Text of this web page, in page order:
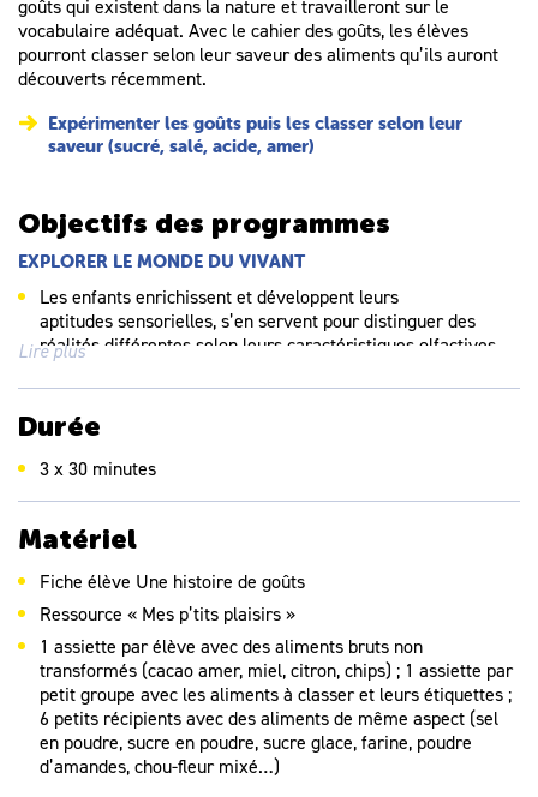
goûts qui existent dans la nature et travailleront sur le
vocabulaire adéquat. Avec le cahier des goûts, les élèves
pourront classer selon leur saveur des aliments qu’ils auront
découverts récemment.
Expérimenter les goûts puis les classer selon leur
saveur (sucré, salé, acide, amer)
Objectifs des programmes
EXPLORER LE MONDE DU VIVANT
Les enfants enrichissent et développent leurs
aptitudes sensorielles, s’en servent pour distinguer des
réalités différentes selon leurs caractéristiques olfactives,
gustatives, tactiles, auditives et visuelles. Chez les plus
grands, il s’agit de comparer, classer ou ordonner ces
réalités, les décrire grâce au langage, les catégoriser.
Lire plus
Durée
3 x 30 minutes
Matériel
Fiche élève Une histoire de goûts
Ressource « Mes p’tits plaisirs »
1 assiette par élève avec des aliments bruts non
transformés (cacao amer, miel, citron, chips) ; 1 assiette par
petit groupe avec les aliments à classer et leurs étiquettes ;
6 petits récipients avec des aliments de même aspect (sel
en poudre, sucre en poudre, sucre glace, farine, poudre
d’amandes, chou-fleur mixé…)